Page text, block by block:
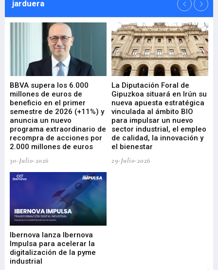
jarduera
BBVA supera los 6.000
millones de euros de
beneficio en el primer
semestre de 2026 (+11%) y
anuncia un nuevo
programa extraordinario de
recompra de acciones por
2.000 millones de euros
30-Julio-2026
La Diputación Foral de
Gipuzkoa situará en Irún su
nueva apuesta estratégica
vinculada al ámbito BIO
para impulsar un nuevo
sector industrial, el empleo
de calidad, la innovación y
el bienestar
29-Julio-2026
Ibernova lanza Ibernova
Impulsa para acelerar la
digitalización de la pyme
industrial